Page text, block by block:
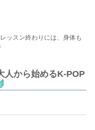
ッスン終わりには、身体も
人から始めるK-POP